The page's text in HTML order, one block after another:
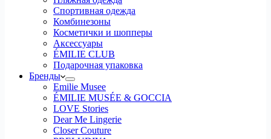
Спортивная одежда
Комбинезоны
Косметички и шопперы
Аксессуары
ÉMILIE CLUB
Подарочная упаковка
Бренды
Emilie Musee
ÉMILIE MUSÉE & GOCCIA
LOVE Stories
Dear Me Lingerie
Closer Couture